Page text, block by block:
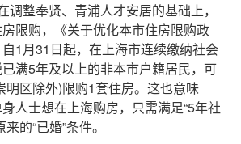
整奉贤、青浦人才安居的基础上，
限购，《关于优化本市住房限购政
1月31日起，在上海市连续缴纳社会
满5年及以上的非本市户籍居民，可
明区除外)限购1套住房。这也意味
人士想在上海购房，只需满足“5年社
的“已婚”条件。